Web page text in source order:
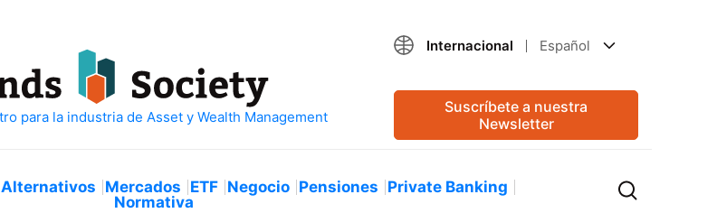
Internacional Español
Suscríbete a nuestra
Newsletter
Alternativos Mercados ETF Negocio Pensiones Private Banking
Normativa